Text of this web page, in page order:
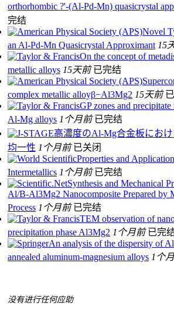
orthorhombic ?'-(Al-Pd-Mn) quasicrystal
完结
Novel
an Al-Pd-Mn Quasicrystal Approximant 15
On the concept of
metallic alloys 15天前 已完结
complex metallic alloyβ−Al3Mg2 15天前
GP zones and
Al-Mg alloys 1个月前 已完结
高濃度のAl-Mg合金板にお
均一性 1个月前 已关闭
Properties and
Intermetallics 1个月前 已完结
Synthesis and Mechanical
Al/Β-Al3Mg2 Nanocomposite Prepared by
Process 1个月前 已完结
TEM observation of
precipitation phase Al3Mg2 1个月前 已完
An analysis of the dispersity of
annealed aluminum-magnesium alloys 1个
没有进行任何应助